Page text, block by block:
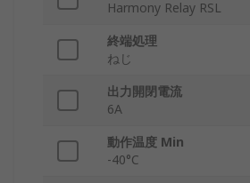
Harmony Relay RSL
終端処理
ねじ
出力開閉電流
6A
動作温度 Min
-40°C